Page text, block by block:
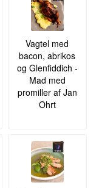
Vagtel med
bacon, abrikos
og Glenfiddich -
Mad med
promiller af Jan
Ohrt